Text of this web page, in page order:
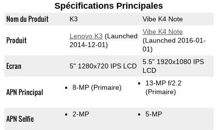
Spécifications Principales
Nom du Produit K3 Vibe K4 Note
Produit Lenovo K3 (Launched
2014-12-01)
Vibe K4 Note
(Launched 2016-01-
01)
Ecran 5" 1280x720 IPS LCD
5.5" 1920x1080 IPS
LCD
APN Principal 8-MP (Primaire)
13-MP f/2.2
(Primaire)
APN Selfie 2-MP 5-MP